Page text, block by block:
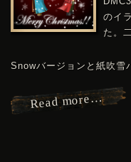
のイ
た。
Snowバージョンと紙吹雪
Read more…